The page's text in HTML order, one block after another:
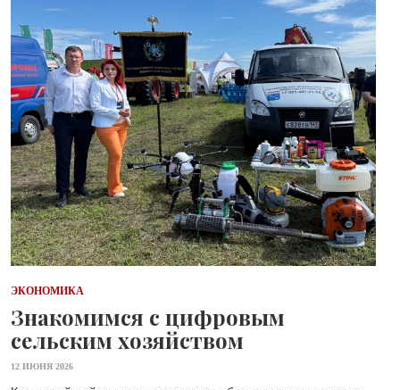
ЭКОНОМИКА
Знакомимся с цифровым
сельским хозяйством
12 ИЮНЯ 2026